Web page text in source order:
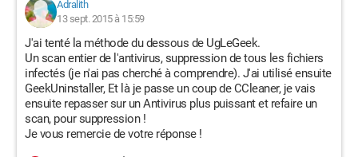
Adralith
13 sept. 2015 à 15:59
J'ai tenté la méthode du dessous de UgLeGeek.
Un scan entier de l'antivirus, suppression de tous les fichiers
infectés (je n'ai pas cherché à comprendre). J'ai utilisé ensuite
GeekUninstaller, Et là je passe un coup de CCleaner, je vais
ensuite repasser sur un Antivirus plus puissant et refaire un
scan, pour suppression !
Je vous remercie de votre réponse !